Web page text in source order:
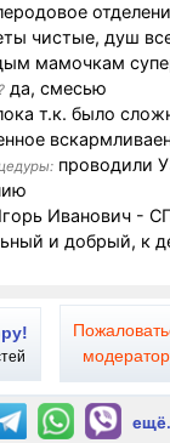
чистые, душ
мамочкам
да, смесью
т.к. было
проводили
Иванович -
и добрый, к